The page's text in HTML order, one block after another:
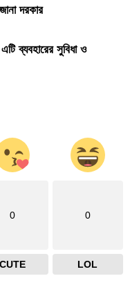
দরকার
ব্যবহারের সুবিধা ও
0
CUTE
0
LOL